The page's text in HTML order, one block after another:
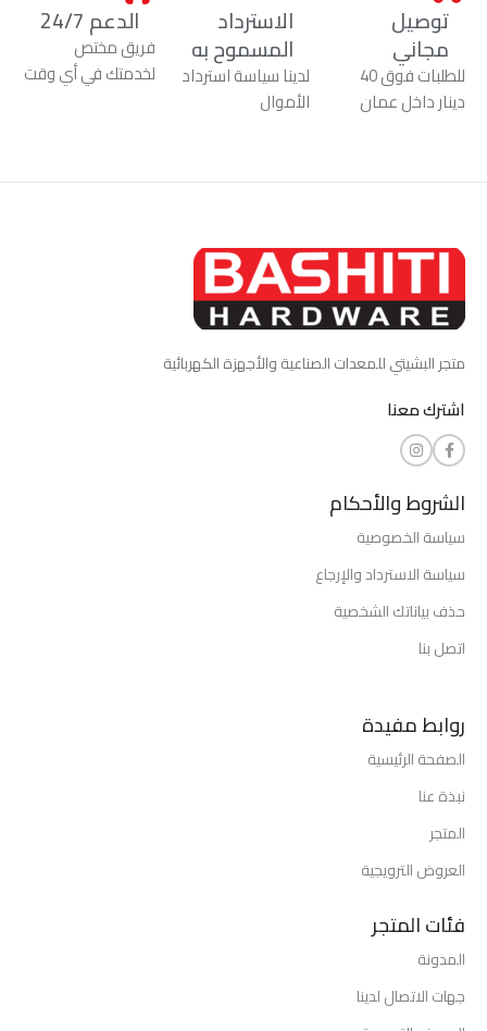
توصيل
مجاني
للطلبات فوق 40
دينار داخل عمان
الاسترداد
المسموح به
لدينا سياسة استرداد
الأموال
الدعم 24/7
فريق مختص
لخدمتك في أي وقت
متجر البشيتي للمعدات الصناعية والأجهزة الكهربائية
اشترك معنا
الشروط والأحكام
سياسة الخصوصية
سياسة الاسترداد والإرجاع
حذف بياناتك الشخصية
اتصل بنا
روابط مفيدة
الصفحة الرئيسية
نبذة عنا
المتجر
العروض الترويجية
فئات المتجر
المدونة
جهات الاتصال لدينا